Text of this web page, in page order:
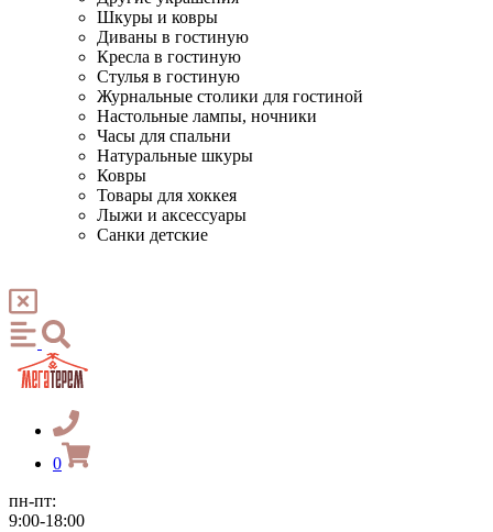
Шкуры и ковры
Диваны в гостиную
Кресла в гостиную
Стулья в гостиную
Журнальные столики для гостиной
Настольные лампы, ночники
Часы для спальни
Натуральные шкуры
Ковры
Товары для хоккея
Лыжи и аксессуары
Санки детские
0
пн-пт:
9:00-18:00